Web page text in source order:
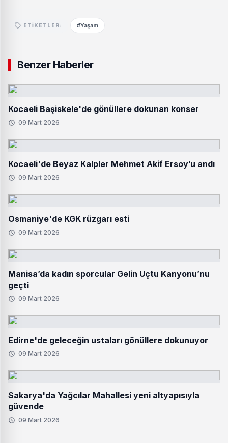
ETIKETLER: #Yaşam
Benzer Haberler
Kocaeli Başiskele'de gönüllere dokunan konser
09 Mart 2026
Kocaeli'de Beyaz Kalpler Mehmet Akif Ersoy’u andı
09 Mart 2026
Osmaniye'de KGK rüzgarı esti
09 Mart 2026
Manisa’da kadın sporcular Gelin Uçtu Kanyonu’nu
geçti
09 Mart 2026
Edirne'de geleceğin ustaları gönüllere dokunuyor
09 Mart 2026
Sakarya'da Yağcılar Mahallesi yeni altyapısıyla
güvende
09 Mart 2026